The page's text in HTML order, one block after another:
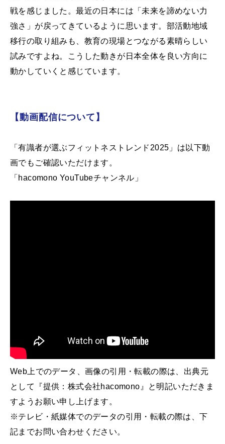
戦を感じました。最近の日本には「未来を諦めない力
強さ」が戻ってきているように思います。部活動地域
移行の取り組みも、教育の現場とつながる素晴らしい
試みですよね。こうした動きが日本全体を良い方向に
動かしていくと感じています。
【動画配信について】
「有識者が選ぶフィットネストレンド2025」は以下動
画でもご確認いただけます。
「hacomono YouTubeチャンネル」
Web上でのデータ、画像の引用・転載の際は、出典元
として『提供：株式会社hacomono』と明記いただきま
すようお願い申し上げます。
※テレビ・紙媒体でのデータの引用・転載の際は、下
記までお問い合わせください。